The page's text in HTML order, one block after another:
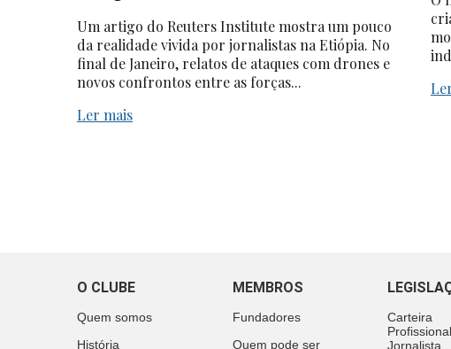
Um artigo do Reuters Institute mostra um pouco
da realidade vivida por jornalistas na Etiópia. No
final de Janeiro, relatos de ataques com drones e
novos confrontos entre as forças...
Ler mais
O CLUBE
Quem somos
História
MEMBROS
Fundadores
Quem pode ser
Carteira
Jornalista